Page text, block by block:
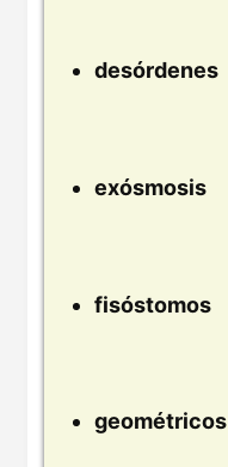
desórdenes
exósmosis
fisóstomos
geométricos